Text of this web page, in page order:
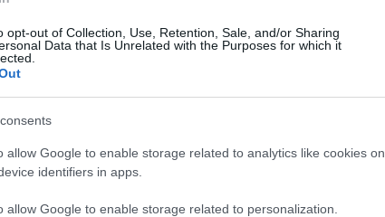
opt-out of Collection, Use, Retention, Sale, and/or Sharing
Data that Is Unrelated with the Purposes for which it
allow Google to enable storage related to analytics like cookies on
identifiers in apps.
allow Google to enable storage related to personalization.
Brakuje czegoś w haśle?
abonenci Dobrego słownika.